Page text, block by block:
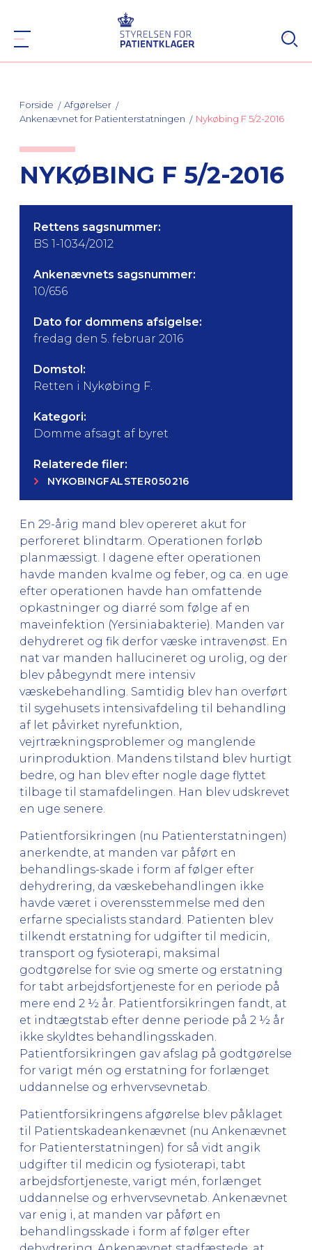
Forside
Afgørelser
Ankenævnet for Patienterstatningen
Nykøbing F 5/2-2016
NYKØBING F 5/2-2016
Rettens sagsnummer:
BS 1-1034/2012
Ankenævnets sagsnummer:
10/656
Dato for dommens afsigelse:
fredag den 5. februar 2016
Domstol:
Retten i Nykøbing F.
Kategori:
Domme afsagt af byret
Relaterede filer:
NYKOBINGFALSTER050216
En 29-årig mand blev opereret akut for
perforeret blindtarm. Operationen forløb
planmæssigt. I dagene efter operationen
havde manden kvalme og feber, og ca. en uge
efter operationen havde han omfattende
opkastninger og diarré som følge af en
maveinfektion (Yersiniabakterie). Manden var
dehydreret og fik derfor væske intravenøst. En
nat var manden hallucineret og urolig, og der
blev påbegyndt mere intensiv
væskebehandling. Samtidig blev han overført
til sygehusets intensivafdeling til behandling
af let påvirket nyrefunktion,
vejrtrækningsproblemer og manglende
urinproduktion. Mandens tilstand blev hurtigt
bedre, og han blev efter nogle dage flyttet
tilbage til stamafdelingen. Han blev udskrevet
en uge senere.
Patientforsikringen (nu Patienterstatningen)
anerkendte, at manden var påført en
behandlings-skade i form af følger efter
dehydrering, da væskebehandlingen ikke
havde været i overensstemmelse med den
erfarne specialists standard. Patienten blev
tilkendt erstatning for udgifter til medicin,
transport og fysioterapi, maksimal
godtgørelse for svie og smerte og erstatning
for tabt arbejdsfortjeneste for en periode på
mere end 2 ½ år. Patientforsikringen fandt, at
et indtægtstab efter denne periode på 2 ½ år
ikke skyldtes behandlingsskaden.
Patientforsikringen gav afslag på godtgørelse
for varigt mén og erstatning for forlænget
uddannelse og erhvervsevnetab.
Patientforsikringens afgørelse blev påklaget
til Patientskadeankenævnet (nu Ankenævnet
for Patienterstatningen) for så vidt angik
udgifter til medicin og fysioterapi, tabt
arbejdsfortjeneste, varigt mén, forlænget
uddannelse og erhvervsevnetab. Ankenævnet
var enig i, at manden var påført en
behandlingsskade i form af følger efter